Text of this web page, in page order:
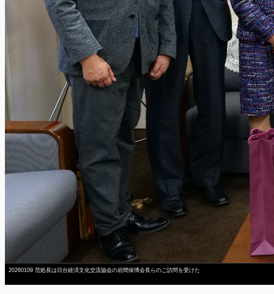
20260109 范処長は日台経済文化交流協会の岩間保博会長らのご訪問を受けた